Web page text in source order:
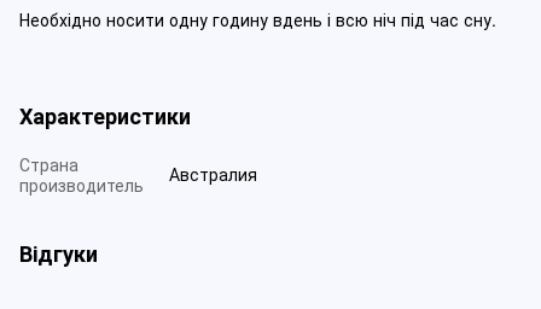
Необхідно носити одну годину вдень і всю ніч під час сну.
Характеристики
Страна
производитель
Австралия
Відгуки